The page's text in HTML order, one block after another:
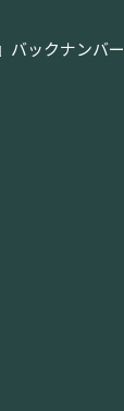
バックナンバー